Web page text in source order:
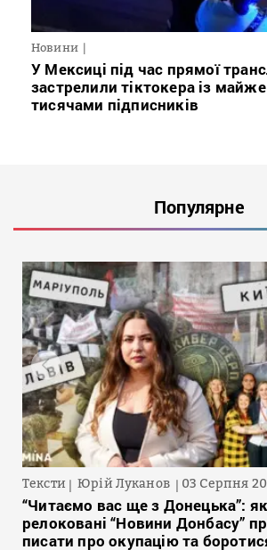
Новини
У Мексиці під час прямої
застрелили тіктокера із
тисячами підписників
Популярне
Тексти Юрій Луканов 03 Серпня
“Читаємо вас ще з Донецька”: як
релоковані “Новини Донбасу”
писати про окупацію та